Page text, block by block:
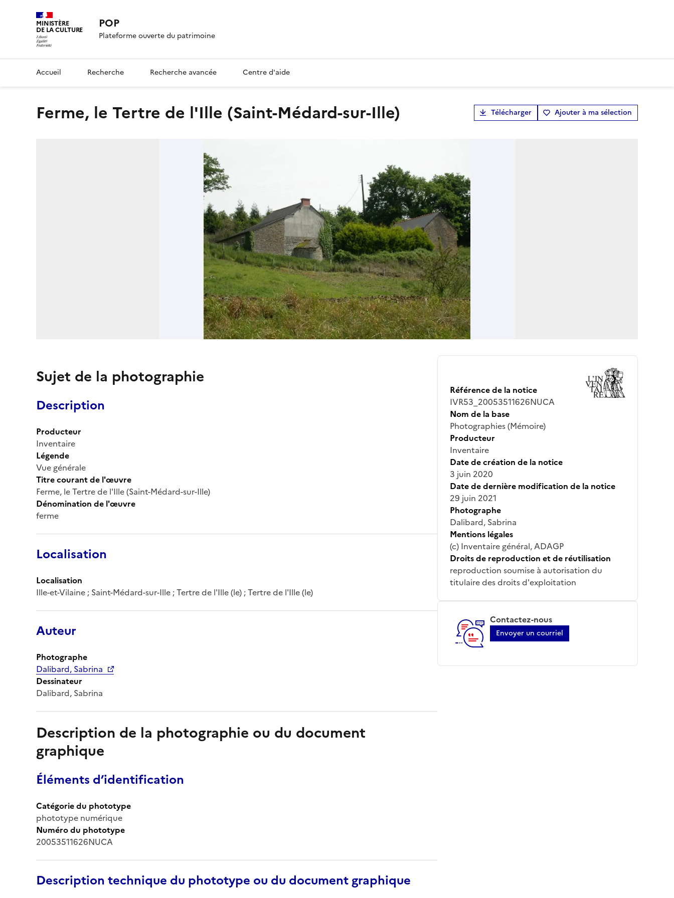
MINISTÈRE
DE LA CULTURE POP
Plateforme ouverte du patrimoine
Accueil Recherche Recherche avancée Centre d'aide
Ferme, le Tertre de l'Ille (Saint-Médard-sur-Ille) Télécharger Ajouter à ma sélection
Sujet de la photographie
Description
Producteur
Inventaire
Légende
Vue générale
Titre courant de l'œuvre
Ferme, le Tertre de l'Ille (Saint-Médard-sur-Ille)
Dénomination de l'œuvre
ferme
Localisation
Localisation
Ille-et-Vilaine ; Saint-Médard-sur-Ille ; Tertre de l'Ille (le) ; Tertre de l'Ille (le)
Auteur
Photographe
Dalibard, Sabrina
Dessinateur
Dalibard, Sabrina
Description de la photographie ou du document
graphique
Éléments d’identification
Catégorie du phototype
phototype numérique
Numéro du phototype
20053511626NUCA
Description technique du phototype ou du document graphique
Référence de la notice
IVR53_20053511626NUCA
Nom de la base
Photographies (Mémoire)
Producteur
Inventaire
Date de création de la notice
3 juin 2020
Date de dernière modification de la notice
29 juin 2021
Photographe
Dalibard, Sabrina
Mentions légales
(c) Inventaire général, ADAGP
Droits de reproduction et de réutilisation
reproduction soumise à autorisation du
titulaire des droits d'exploitation
Contactez-nous
Envoyer un courriel